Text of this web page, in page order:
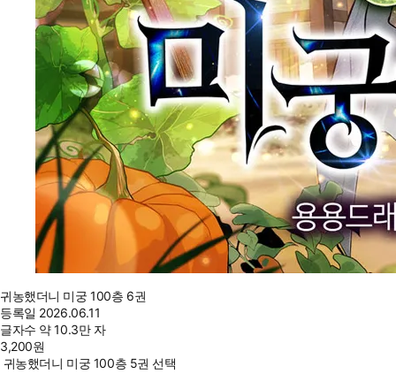
귀농했더니 미궁 100층 6권
등록일 2026.06.11
글자수 약 10.3만 자
3,200원
귀농했더니 미궁 100층 5권 선택